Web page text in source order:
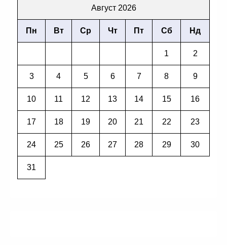
Август 2026
Пн Вт Ср Чт Пт Сб Нд
1 2
3 4 5 6 7 8 9
10 11 12 13 14 15 16
17 18 19 20 21 22 23
24 25 26 27 28 29 30
31